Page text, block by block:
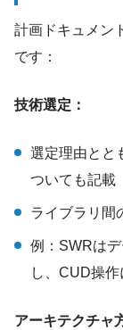
計画ドキュメン
です：
技術選定：
選定理由とと
ついても記載
ライブラリ間
例：SWRは
し、CUD操
アーキテクチャ